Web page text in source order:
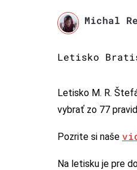
Michal
Letisko
Letisko M. R.
vybrať zo 77
Pozrite si naše
Na letisku je pre